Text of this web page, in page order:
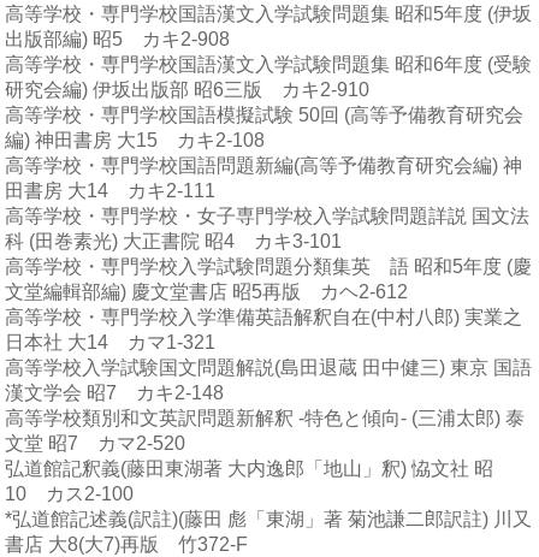
高等学校・専門学校国語漢文入学試験問題集 昭和5年度 (伊坂
出版部編) 昭5 カキ2-908
高等学校・専門学校国語漢文入学試験問題集 昭和6年度 (受験
研究会編) 伊坂出版部 昭6三版 カキ2-910
高等学校・専門学校国語模擬試験 50回 (高等予備教育研究会
編) 神田書房 大15 カキ2-108
高等学校・専門学校国語問題新編(高等予備教育研究会編) 神
田書房 大14 カキ2-111
高等学校・専門学校・女子専門学校入学試験問題詳説 国文法
科 (田巻素光) 大正書院 昭4 カキ3-101
高等学校・専門学校入学試験問題分類集英 語 昭和5年度 (慶
文堂編輯部編) 慶文堂書店 昭5再版 カヘ2-612
高等学校・専門学校入学準備英語解釈自在(中村八郎) 実業之
日本社 大14 カマ1-321
高等学校入学試験国文問題解説(島田退蔵 田中健三) 東京 国語
漢文学会 昭7 カキ2-148
高等学校類別和文英訳問題新解釈 -特色と傾向- (三浦太郎) 泰
文堂 昭7 カマ2-520
弘道館記釈義(藤田東湖著 大内逸郎「地山」釈) 恊文社 昭
10 カス2-100
*弘道館記述義(訳註)(藤田 彪「東湖」著 菊池謙二郎訳註) 川又
書店 大8(大7)再版 竹372-F